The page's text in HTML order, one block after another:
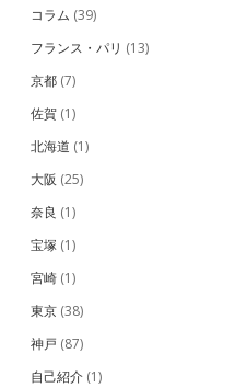
コラム (39)
フランス・パリ (13)
京都 (7)
佐賀 (1)
北海道 (1)
大阪 (25)
奈良 (1)
宝塚 (1)
宮崎 (1)
東京 (38)
神戸 (87)
自己紹介 (1)